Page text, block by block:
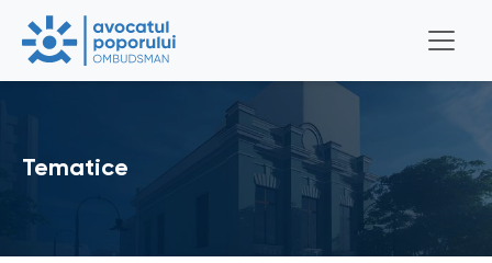
Tematice